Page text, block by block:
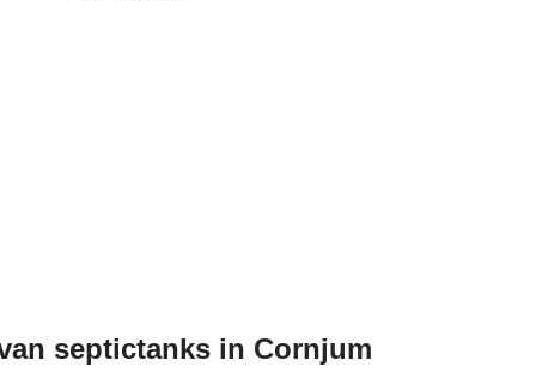
septictanks in Cornjum